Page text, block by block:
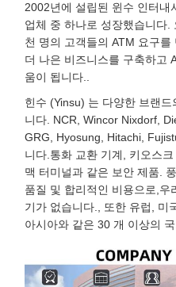
2002년에 설립된 윈수 인터내
업체 중 하나로 성장했습니다.
천 명의 고객들의 ATM 요구
더 나은 비즈니스를 구축하고
움이 됩니다..
힌수 (Yinsu) 는 다양한 브랜
니다. NCR, Wincor Nixdorf,
GRG, Hyosung, Hitachi,
니다.통화 교환 기계, 키오스
맥 터미널과 같은 보안 제품.
품질 및 합리적인 비용으로,우
기가 없습니다., 또한 유럽, 미
아시아와 같은 30 개 이상의